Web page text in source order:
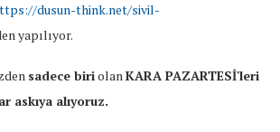
dusun-think.net/sivil-
yapılıyor.
sadece biriolanKARA PAZARTESİ'leri
askıya alıyoruz.